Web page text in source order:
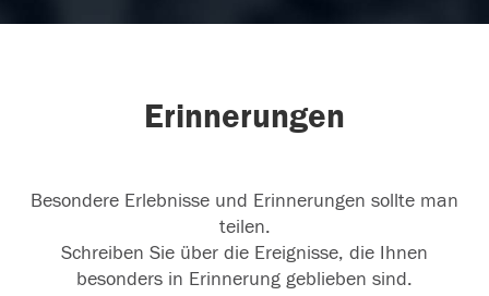
Erinnerungen
Besondere Erlebnisse und Erinnerungen sollte man
teilen.
Schreiben Sie über die Ereignisse, die Ihnen
besonders in Erinnerung geblieben sind.